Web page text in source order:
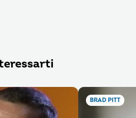
BRAD PITT